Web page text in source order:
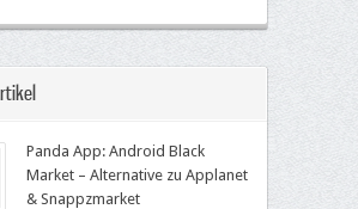
Panda App: Android Black
Market – Alternative zu Applanet
& Snappzmarket